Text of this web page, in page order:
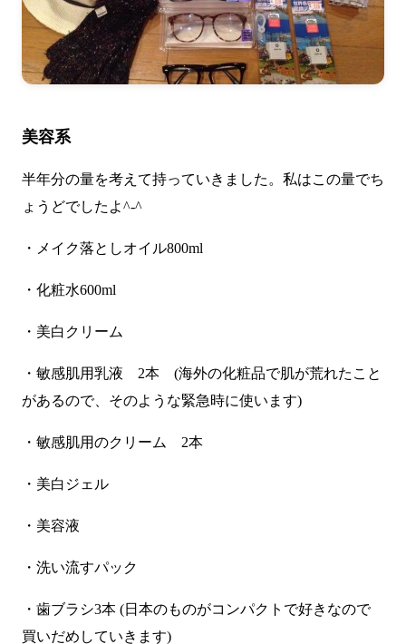
美容系
半年分の量を考えて持っていきました。私はこの量でち
ょうどでしたよ^-^
・メイク落としオイル800ml
・化粧水600ml
・美白クリーム
・敏感肌用乳液 2本 (海外の化粧品で肌が荒れたこと
があるので、そのような緊急時に使います)
・敏感肌用のクリーム 2本
・美白ジェル
・美容液
・洗い流すパック
・歯ブラシ3本 (日本のものがコンパクトで好きなので
買いだめしていきます)